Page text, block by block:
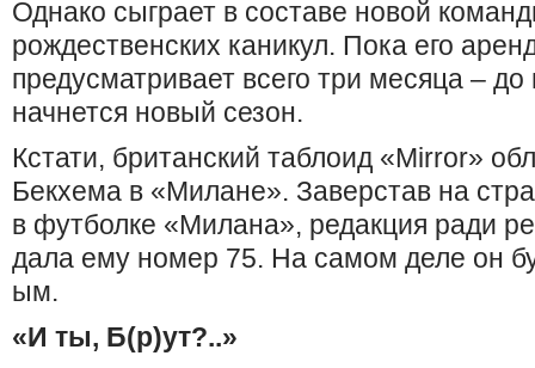
Однако сыграет в составе новой
рождественских каникул. Пока его
предусматривает всего три месяца –
начнется новый сезон.
Кстати, британский таблоид «Mіrror»
Бекхема в «Милане». Заверстав на
в футболке «Милана», редакция ради
дала ему номер 75. На самом деле он
ым.
«И ты, Б(р)ут?..»